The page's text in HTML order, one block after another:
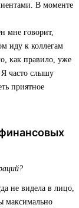
В моменте
мне говорит,
иду к коллегам
как правило, уже
часто слышу
приятное
не видела в лицо,
максимально